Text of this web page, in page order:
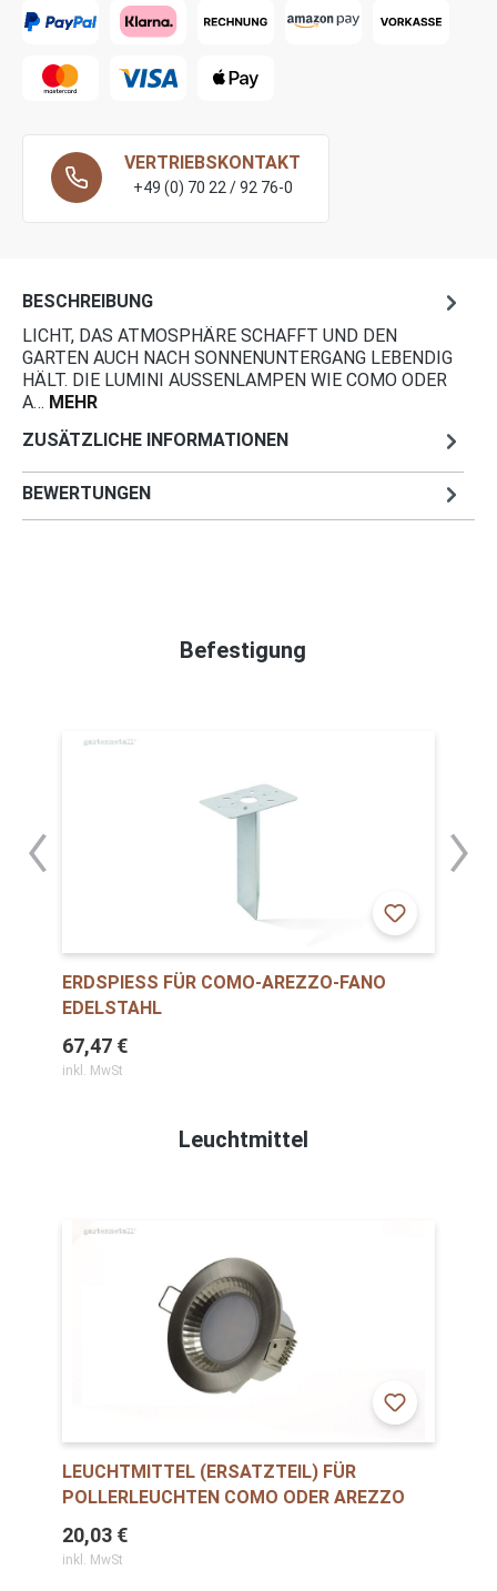
VERTRIEBSKONTAKT
+49 (0) 70 22 / 92 76-0
BESCHREIBUNG
LICHT, DAS ATMOSPHÄRE SCHAFFT UND DEN
GARTEN AUCH NACH SONNENUNTERGANG LEBENDIG
HÄLT. DIE LUMINI AUSSENLAMPEN WIE COMO ODER A
… MEHR
ZUSÄTZLICHE INFORMATIONEN
BEWERTUNGEN
Befestigung
ERDSPIESS FÜR COMO-AREZZO-FANO E
DELSTAHL
67,47 €
inkl. MwSt
Leuchtmittel
LEUCHTMITTEL (ERSATZTEIL) FÜR
POLLERLEUCHTEN COMO ODER AREZZO
20,03 €
inkl. MwSt